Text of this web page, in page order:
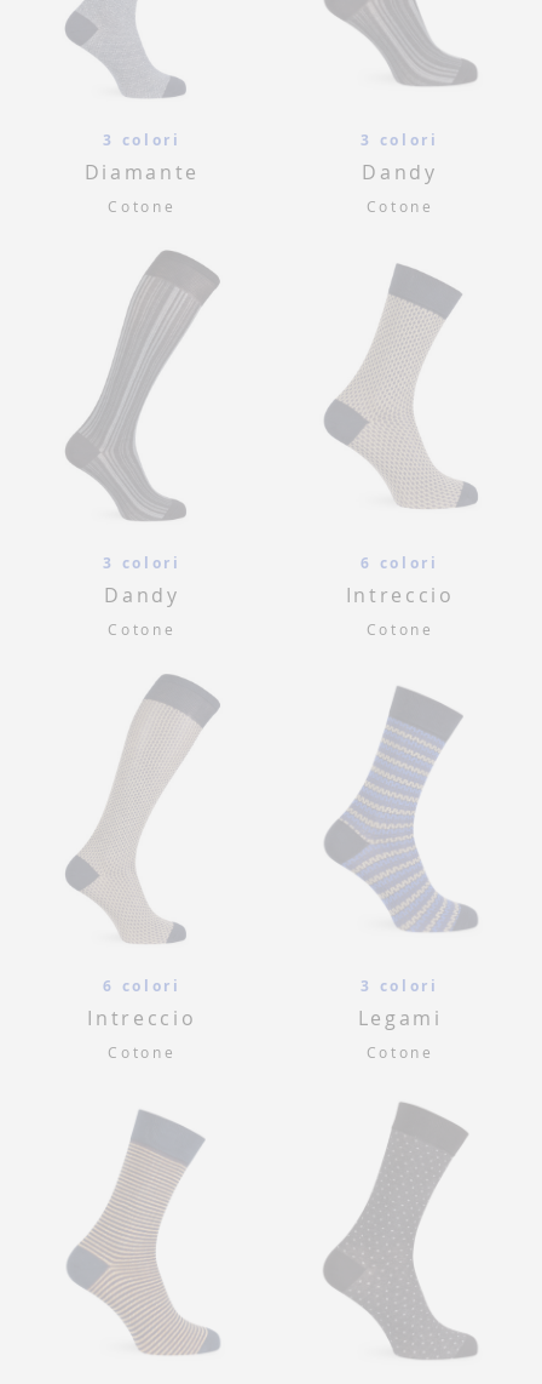
3 colori
Diamante
Cotone
3 colori
Dandy
Cotone
3 colori
Dandy
Cotone
6 colori
Intreccio
Cotone
6 colori
Intreccio
Cotone
3 colori
Legami
Cotone